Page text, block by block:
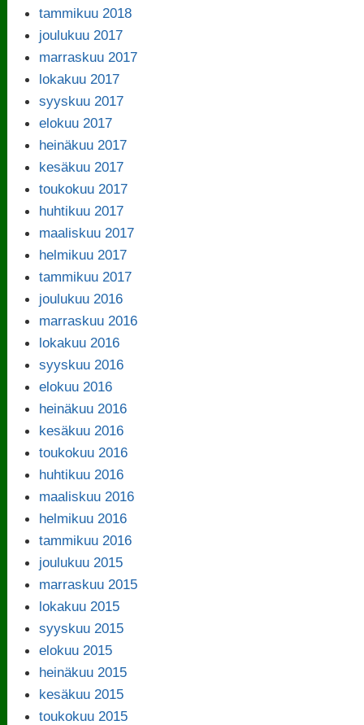
tammikuu 2018
joulukuu 2017
marraskuu 2017
lokakuu 2017
syyskuu 2017
elokuu 2017
heinäkuu 2017
kesäkuu 2017
toukokuu 2017
huhtikuu 2017
maaliskuu 2017
helmikuu 2017
tammikuu 2017
joulukuu 2016
marraskuu 2016
lokakuu 2016
syyskuu 2016
elokuu 2016
heinäkuu 2016
kesäkuu 2016
toukokuu 2016
huhtikuu 2016
maaliskuu 2016
helmikuu 2016
tammikuu 2016
joulukuu 2015
marraskuu 2015
lokakuu 2015
syyskuu 2015
elokuu 2015
heinäkuu 2015
kesäkuu 2015
toukokuu 2015